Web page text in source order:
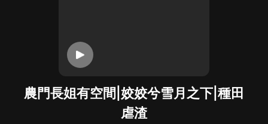
農門長姐有空間|姣姣兮雪月之下|種田
虐渣